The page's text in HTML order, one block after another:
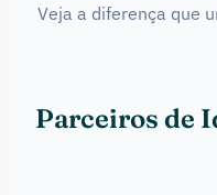
Veja a diferença que
Parceiros de